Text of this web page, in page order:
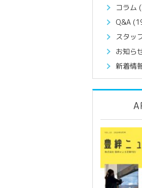
コラム
Q&A
スタッ
お知ら
新着情